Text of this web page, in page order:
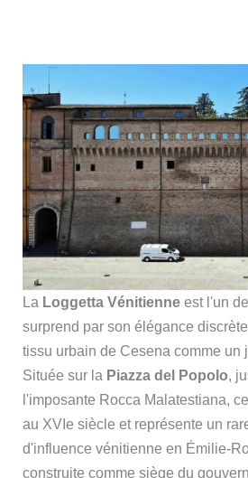
La Loggetta Vénitienneest l'un
surprend par son élégance
tissu urbain de Cesena comme un
Située sur la Piazza del Popolo,
l'imposante Rocca Malatestiana,
au XVIe siècle et représente un
d'influence vénitienne en Émilie-
construite comme siège du